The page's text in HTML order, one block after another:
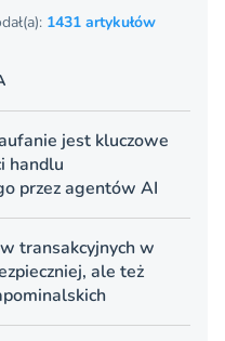
1431 artykułów
jest kluczowe
handlu
przez agentów AI
transakcyjnych w
ale też